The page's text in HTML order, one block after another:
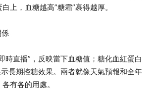
上，血糖越高”糖霜”裹得越厚。
時直播”，反映當下血糖值；糖化血紅蛋白
示長期控糖效果。兩者就像天氣預報和全年
有各的用處。